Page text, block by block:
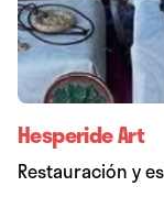
Hesperide Art
Restauración y